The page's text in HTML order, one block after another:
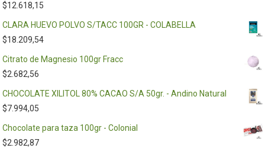
$12.618,15
CLARA HUEVO POLVO S/TACC 100GR - COLABELLA
$18.209,54
Citrato de Magnesio 100gr Fracc
$2.682,56
CHOCOLATE XILITOL 80% CACAO S/A 50gr. - Andino Natural
$7.994,05
Chocolate para taza 100gr - Colonial
$2.982,87